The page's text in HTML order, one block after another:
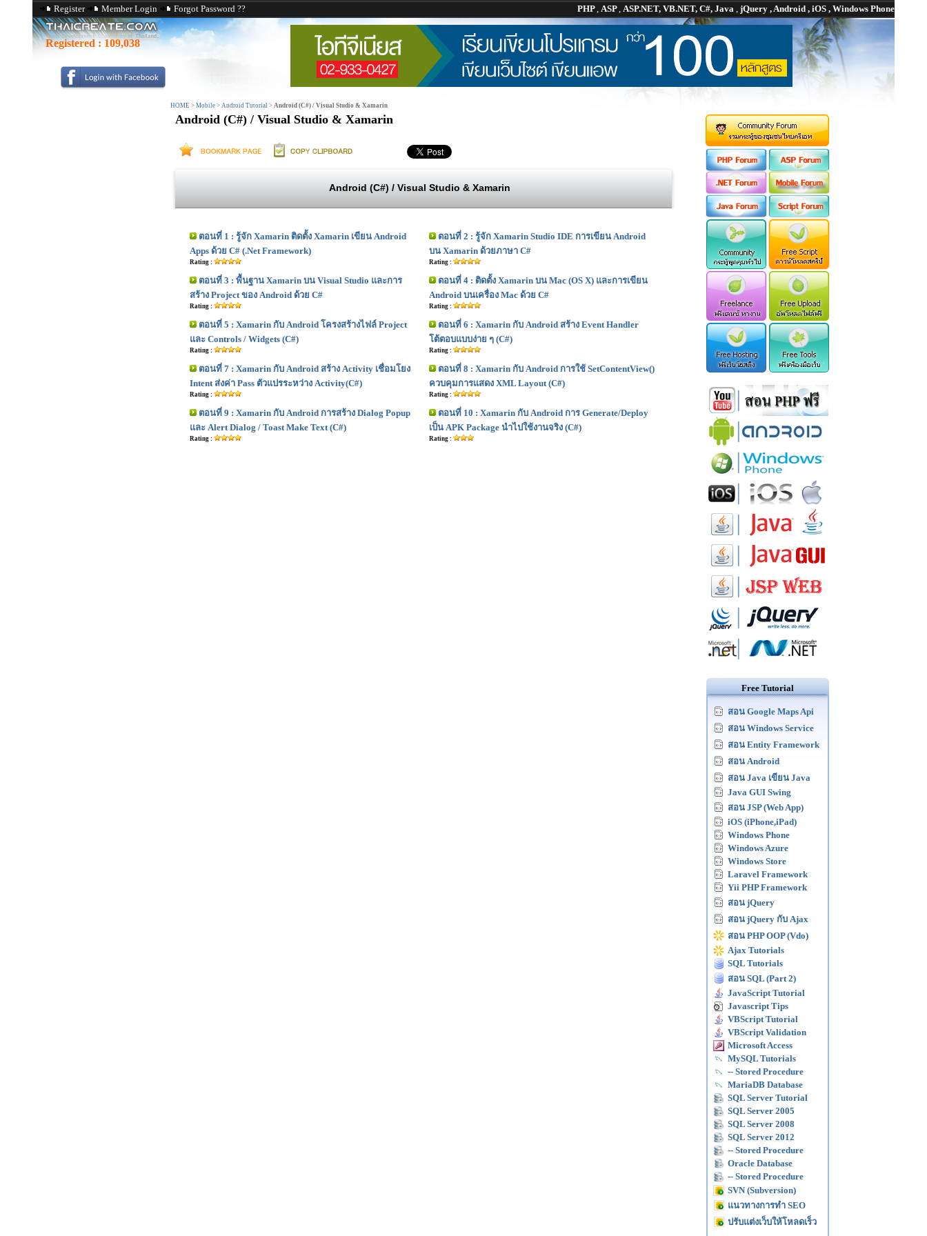
Register Member Login Forgot Password ?? PHP, ASP, ASP.NET, VB.NET, C#, Java , jQuery , Android , iOS , Windows Phone
Registered : 109,038
HOME > Mobile > Android Tutorial > Android (C#) / Visual Studio & Xamarin
Android (C#) / Visual Studio & Xamarin
Android (C#) / Visual Studio & Xamarin
ตอนที่ 1 : รู้จัก Xamarin ติดตั้ง Xamarin เขียน Android
Apps ด้วย C# (.Net Framework)
Rating :
ตอนที่ 2 : รู้จัก Xamarin Studio IDE การเขียน Android
บน Xamarin ด้วยภาษา C#
Rating :
ตอนที่ 3 : พื้นฐาน Xamarin บน Visual Studio และการ
สร้าง Project ของ Android ด้วย C#
Rating :
ตอนที่ 4 : ติดตั้ง Xamarin บน Mac (OS X) และการเขียน
Android บนเครื่อง Mac ด้วย C#
Rating :
ตอนที่ 5 : Xamarin กับ Android โครงสร้างไฟล์ Project
และ Controls / Widgets (C#)
Rating :
ตอนที่ 6 : Xamarin กับ Android สร้าง Event Handler
โต้ตอบแบบง่าย ๆ (C#)
Rating :
ตอนที่ 7 : Xamarin กับ Android สร้าง Activity เชื่อมโยง
Intent ส่งค่า Pass ตัวแปรระหว่าง Activity(C#)
Rating :
ตอนที่ 8 : Xamarin กับ Android การใช้ SetContentView()
ควบคุมการแสดง XML Layout (C#)
Rating :
ตอนที่ 9 : Xamarin กับ Android การสร้าง Dialog Popup
และ Alert Dialog / Toast Make Text (C#)
Rating :
ตอนที่ 10 : Xamarin กับ Android การ Generate/Deploy
เป็น APK Package นำไปใช้งานจริง (C#)
Rating :
Free Tutorial
สอน Google Maps Api
สอน Windows Service
สอน Entity Framework
สอน Android
สอน Java เขียน Java
Java GUI Swing
สอน JSP (Web App)
iOS (iPhone,iPad)
Windows Phone
Windows Azure
Windows Store
Laravel Framework
Yii PHP Framework
สอน jQuery
สอน jQuery กับ Ajax
สอน PHP OOP (Vdo)
Ajax Tutorials
SQL Tutorials
สอน SQL (Part 2)
JavaScript Tutorial
Javascript Tips
VBScript Tutorial
VBScript Validation
Microsoft Access
MySQL Tutorials
-- Stored Procedure
MariaDB Database
SQL Server Tutorial
SQL Server 2005
SQL Server 2008
SQL Server 2012
-- Stored Procedure
Oracle Database
-- Stored Procedure
SVN (Subversion)
แนวทางการทำ SEO
ปรับแต่งเว็บให้โหลดเร็ว